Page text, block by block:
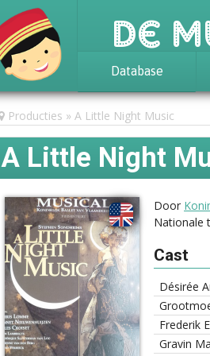
De
Database
Achtergrond
Awards
Statistieken
Producties A Little Night Music
A Little Night
Door
Nationale
Cast
Désirée
Frederik
Gravin